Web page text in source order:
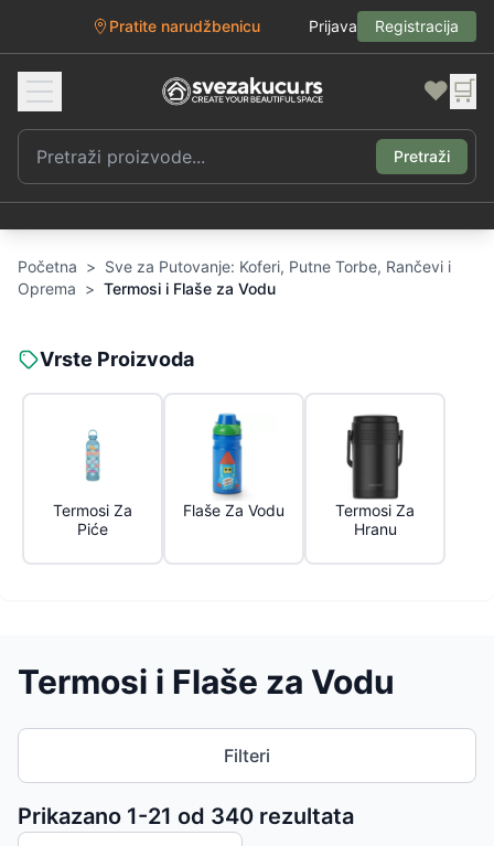
Pratite narudžbenicu Prijava Registracija
❤️ 🛒
Pretraži
Početna > Sve za Putovanje: Koferi, Putne Torbe, Rančevi i
Oprema > Termosi i Flaše za Vodu
Vrste Proizvoda
Termosi Za
Piće
Flaše Za Vodu
Termosi Za
Hranu
Termosi i Flaše za Vodu
Filteri
Prikazano 1-21 od 340 rezultata
Sortiranje proizvoda